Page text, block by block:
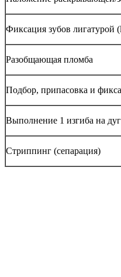
Фиксация зубов лигатурой
Разобщающая пломба
Подбор, припасовка и
Выполнение 1 изгиба на
Стриппинг (сепарация)